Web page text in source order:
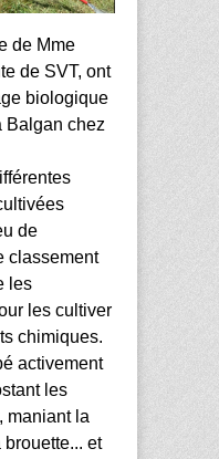
de Mme
de SVT, ont
biologique
Balgan chez
de
classement
les
les cultiver
chimiques.
activement
les
maniant la
et